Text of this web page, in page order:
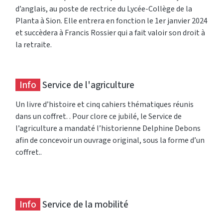
d’anglais, au poste de rectrice du Lycée-Collège de la
Planta à Sion. Elle entrera en fonction le 1er janvier 2024
et succèdera à Francis Rossier qui a fait valoir son droit à
la retraite.
Info Service de l'agriculture
Un livre d’histoire et cinq cahiers thématiques réunis
dans un coffret. . Pour clore ce jubilé, le Service de
l’agriculture a mandaté l’historienne Delphine Debons
afin de concevoir un ouvrage original, sous la forme d’un
coffret..
Info Service de la mobilité